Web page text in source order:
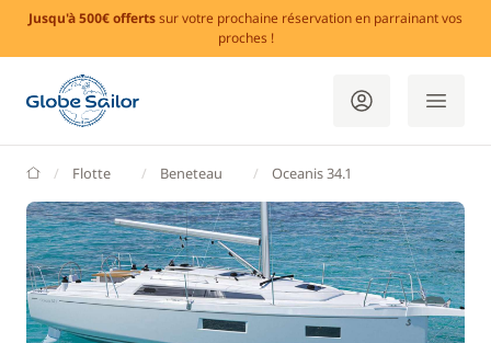
Jusqu'à 500€ offertssur votre prochaine réservation en parrainant vos
proches !
GlobeSailor
Flotte Beneteau Oceanis 34.1